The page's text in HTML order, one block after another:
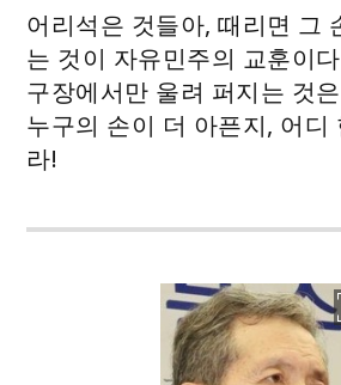
어리석은 것들아, 때리면 그
는 것이 자유민주의 교훈이
구장에서만 울려 퍼지는 것
누구의 손이 더 아픈지, 어디
라!